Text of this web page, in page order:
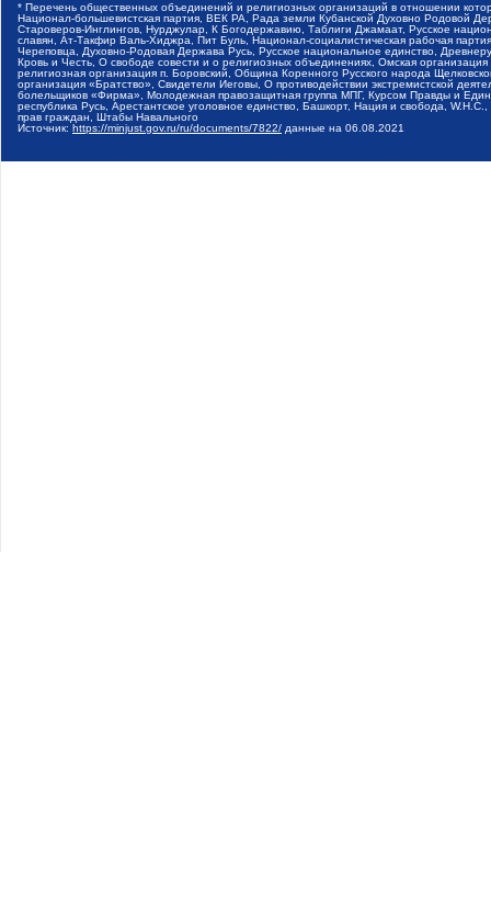
* Перечень общественных объединений и религиозных организаций в отношении
Национал-большевистская партия, ВЕК РА, Рада земли Кубанской Духовно Родовой
Староверов-Инглингов, Нурджулар, К Богодержавию, Таблиги Джамаат, Русское
славян, Ат-Такфир Валь-Хиджра, Пит Буль, Национал-социалистическая рабочая
Череповца, Духовно-Родовая Держава Русь, Русское национальное единство,
Кровь и Честь, О свободе совести и о религиозных объединениях, Омская
религиозная организация п. Боровский, Община Коренного Русского народа
организация «Братство», Свидетели Иеговы, О противодействии экстремистской
болельщиков «Фирма», Молодежная правозащитная группа МПГ, Курсом Правды и
республика Русь, Арестантское уголовное единство, Башкорт, Нация и свобода,
прав граждан, Штабы Навального
Источник: https://minjust.gov.ru/ru/documents/7822/ данные на 06.08.2021